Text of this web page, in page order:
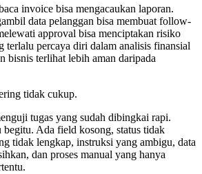
invoice bisa mengacaukan laporan.
data pelanggan bisa membuat follow-
approval bisa menciptakan risiko
terlalu percaya diri dalam analisis finansial
bisnis terlihat lebih aman daripada
tidak cukup.
tugas yang sudah dibingkai rapi.
Ada field kosong, status tidak
tidak lengkap, instruksi yang ambigu, data
dan proses manual yang hanya